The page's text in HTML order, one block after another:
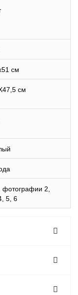
см
см
фотографии 2,
5, 6